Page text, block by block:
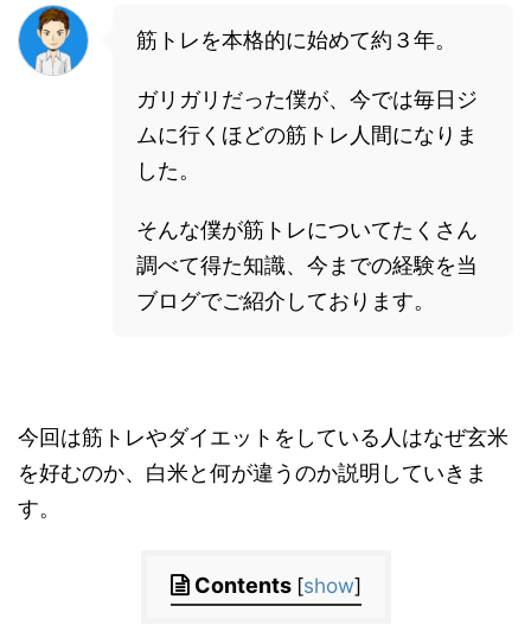
筋トレを本格的に始めて約３年。
ガリガリだった僕が、今では毎日ジ
ムに行くほどの筋トレ人間になりま
した。
そんな僕が筋トレについてたくさん
調べて得た知識、今までの経験を当
ブログでご紹介しております。
今回は筋トレやダイエットをしている人はなぜ玄米
を好むのか、白米と何が違うのか説明していきま
す。
Contents [show]